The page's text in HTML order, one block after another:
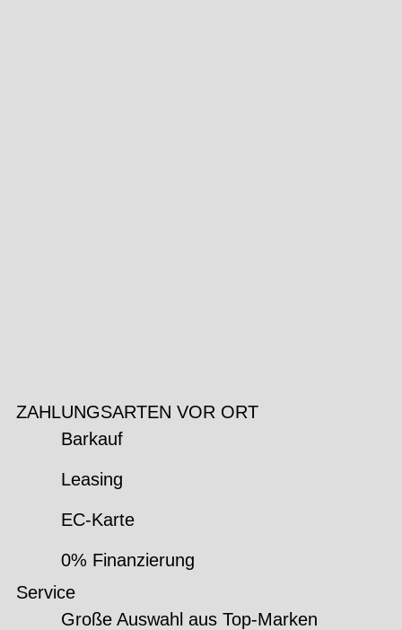
ZAHLUNGSARTEN VOR ORT
Barkauf
Leasing
EC-Karte
0% Finanzierung
Service
Große Auswahl aus Top-Marken